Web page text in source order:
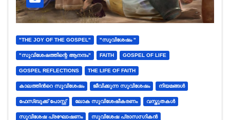
"THE JOY OF THE GOSPEL" "സുവിശേഷം "
"സുവിശേഷത്തിന്റെ ആനന്ദം" FAITH GOSPEL OF LIFE
GOSPEL REFLECTIONS THE LIFE OF FAITH
കാലത്തിന്‍റെ സുവിശേഷം ജീവിക്കുന്ന സുവിശേഷം നിയമങ്ങൾ
ഫേസ്ബുക്ക് പോസ്റ്റ് ലോക സുവിശേഷീകരണം വസ്തുതകൾ
സുവിശേഷ പ്രഘോഷണം സുവിശേഷ പ്രാസ൦ഗികൻ